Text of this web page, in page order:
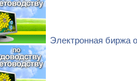
Электронная биржа